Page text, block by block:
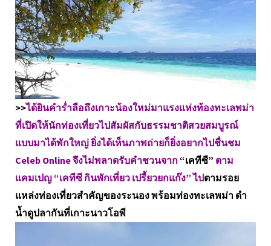
>>ได้ยินคำร่ำลือถึงเกาะน้องใหม่มาแรงแห่งท้องทะเลพม่า
ที่เปิดให้นักท่องเที่ยวไปสัมผัสกับธรรมชาติสวยสมบูรณ์
แบบมาได้พักใหญ่ ยิ่งได้เห็นภาพถ่ายก็ยิ่งอยากไปชื่นชม
Celeb Online จึงไม่พลาดรับคำชวนจาก“เคทีซี” ตาม
แคมเปญ “เคทีซี กินพักเที่ยว เปรี้ยวยกแก๊ง” ไปตามรอย
แหล่งท่องเที่ยวสำคัญของระนอง พร้อมท่องทะเลพม่า ดำ
น้ำดูปลากันที่เกาะนาวโอพี